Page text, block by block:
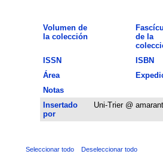
Volumen de
la colección
de la
ISSN
ISBN
Área
Notas
Insertado
por
Uni-Trier @
Seleccionar todo Deseleccionar todo